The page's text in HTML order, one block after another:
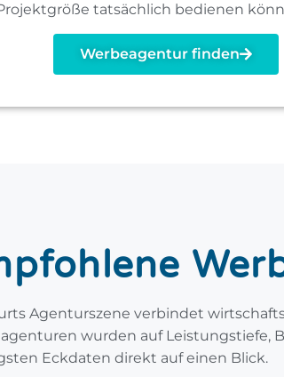
tatsächlich bedienen
Werbeagentur finden
Agenturszene verbindet
wurden auf Leistungstiefe,
Eckdaten direkt auf einen Blick.